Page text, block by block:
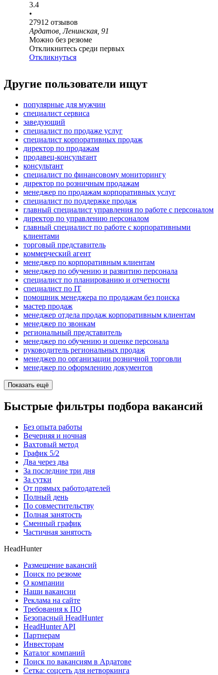
3.4
•
27912 отзывов
Ардатов, Ленинская, 91
Можно без резюме
Откликнитесь среди первых
Откликнуться
Другие пользователи ищут
популярные для мужчин
специалист сервиса
заведующий
специалист по продаже услуг
специалист корпоративных продаж
директор по продажам
продавец-консультант
консультант
специалист по финансовому мониторингу
директор по розничным продажам
менеджер по продажам корпоративных услуг
специалист по поддержке продаж
главный специалист управления по работе с персоналом
директор по управлению персоналом
главный специалист по работе с корпоративными
клиентами
торговый представитель
коммерческий агент
менеджер по корпоративным клиентам
менеджер по обучению и развитию персонала
специалист по планированию и отчетности
специалист по IT
помощник менеджера по продажам без поиска
мастер продаж
менеджер отдела продаж корпоративным клиентам
менеджер по звонкам
региональный представитель
менеджер по обучению и оценке персонала
руководитель региональных продаж
менеджер по организации розничной торговли
менеджер по оформлению документов
Показать ещё
Быстрые фильтры подбора вакансий
Без опыта работы
Вечерняя и ночная
Вахтовый метод
График 5/2
Два через два
За последние три дня
За сутки
От прямых работодателей
Полный день
По совместительству
Полная занятость
Сменный график
Частичная занятость
HeadHunter
Размещение вакансий
Поиск по резюме
О компании
Наши вакансии
Реклама на сайте
Требования к ПО
Безопасный HeadHunter
HeadHunter API
Партнерам
Инвесторам
Каталог компаний
Поиск по вакансиям в Ардатове
Сетка: соцсеть для нетворкинга